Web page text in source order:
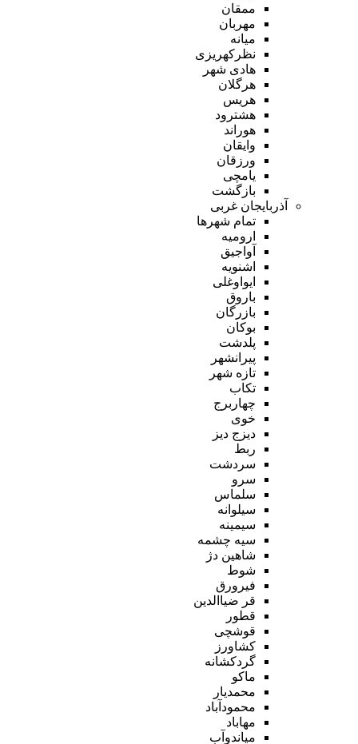
ممقان
مهربان
میانه
نظرکهریزی
هادی شهر
هرگلان
هریس
هشترود
هوراند
وایقان
ورزقان
یامچی
بازگشت
آذربایجان غربی
تمام شهر‌ها
ارومیه
آواجیق
اشنویه
ایواوغلی
باروق
بازرگان
بوکان
پلدشت
پیرانشهر
تازه شهر
تکاب
چهاربرج
خوی
دیزج دیز
ربط
سردشت
سرو
سلماس
سیلوانه
سیمینه
سیه چشمه
شاهین دژ
شوط
فیرورق
قر ضیاالدین
قطور
قوشچی
کشاورز
گردکشانه
ماکو
محمدیار
محمودآباد
مهاباد
میاندوآب